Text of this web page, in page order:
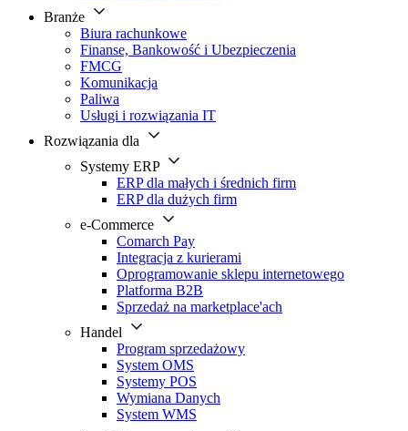
Branże
Biura rachunkowe
Finanse, Bankowość i Ubezpieczenia
FMCG
Komunikacja
Paliwa
Usługi i rozwiązania IT
Rozwiązania dla
Systemy ERP
ERP dla małych i średnich firm
ERP dla dużych firm
e-Commerce
Comarch Pay
Integracja z kurierami
Oprogramowanie sklepu internetowego
Platforma B2B
Sprzedaż na marketplace'ach
Handel
Program sprzedażowy
System OMS
Systemy POS
Wymiana Danych
System WMS